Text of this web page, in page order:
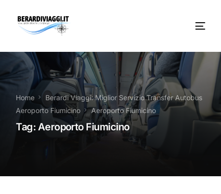
Home
Berardi Viaggi: Miglior Servizio Transfer Autobus
Aeroporto Fiumicino
Aeroporto Fiumicino
Tag: Aeroporto Fiumicino
Chi Siamo
Noleggio
Autobus servizi
Vacanze Viaggi Frosinone